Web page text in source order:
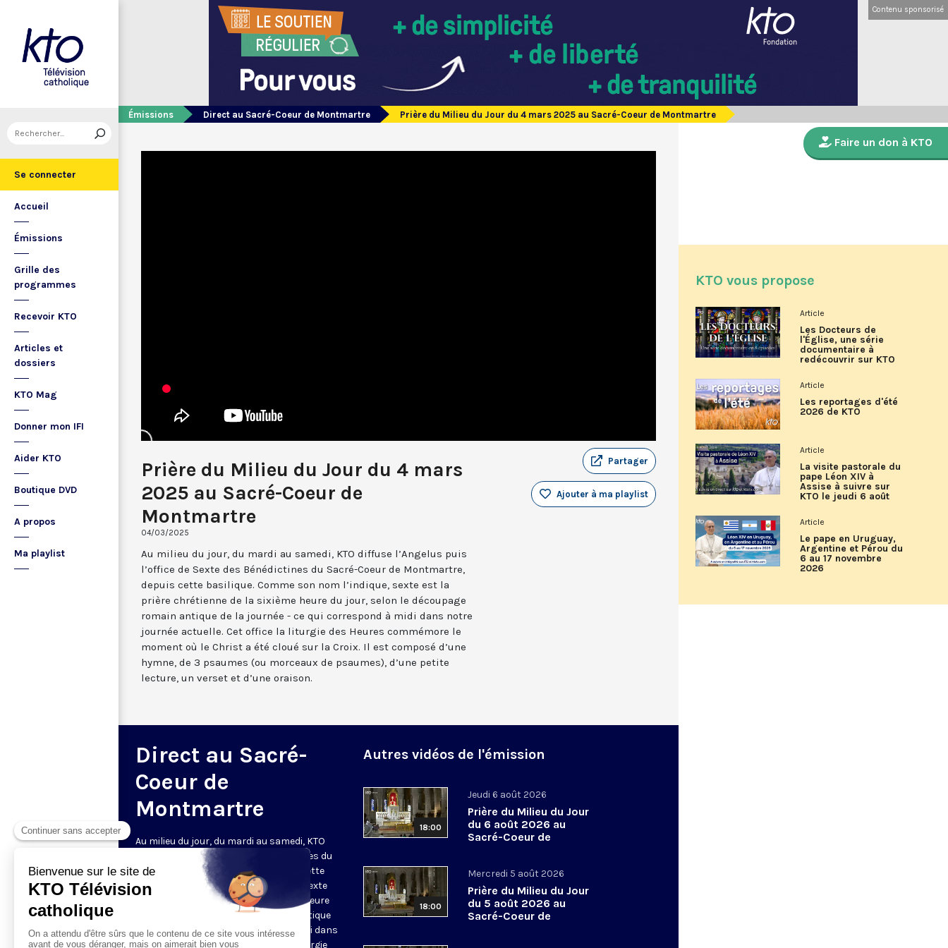
Se connecter
Accueil
Émissions
Grille des
programmes
Recevoir KTO
Articles et
dossiers
KTO Mag
Donner mon IFI
Aider KTO
Boutique DVD
A propos
Ma playlist
Contenu sponsorisé
Émissions Direct au Sacré-Coeur de Montmartre Prière du Milieu du Jour du 4 mars 2025 au Sacré-Coeur de Montmartre
Prière du Milieu du Jour du 4 mars
2025 au Sacré-Coeur de
Montmartre
04/03/2025
Partager
Ajouter à ma playlist
Au milieu du jour, du mardi au samedi, KTO diffuse l’Angelus puis
l’office de Sexte des Bénédictines du Sacré-Coeur de Montmartre,
depuis cette basilique. Comme son nom l’indique, sexte est la
prière chrétienne de la sixième heure du jour, selon le découpage
romain antique de la journée - ce qui correspond à midi dans notre
journée actuelle. Cet office la liturgie des Heures commémore le
moment où le Christ a été cloué sur la Croix. Il est composé d’une
hymne, de 3 psaumes (ou morceaux de psaumes), d’une petite
lecture, un verset et d’une oraison.
Direct au Sacré-
Coeur de
Montmartre
Au milieu du jour, du mardi au samedi, KTO
diffuse l’office de Sexte des Bénédictines du
Sacré-Coeur de Montmartre, depuis cette
basilique
. Comme son nom l’indique, sexte
est la prière chrétienne de la sixième heure
du jour, selon le découpage romain antique
de la journée - ce qui correspond à midi dans
notre journée actuelle. Cet office la liturgie
Autres vidéos de l'émission
18:00
Jeudi 6 août 2026
Prière du Milieu du Jour
du 6 août 2026 au
Sacré-Coeur de
18:00
Mercredi 5 août 2026
Prière du Milieu du Jour
du 5 août 2026 au
Sacré-Coeur de
Faire un don à KTO
KTO vous propose
Article
Les Docteurs de
l'Église, une série
documentaire à
redécouvrir sur KTO
Article
Les reportages d'été
2026 de KTO
Article
La visite pastorale du
pape Léon XIV à
Assise à suivre sur
KTO le jeudi 6 août
Article
Le pape en Uruguay,
Argentine et Pérou du
6 au 17 novembre
2026